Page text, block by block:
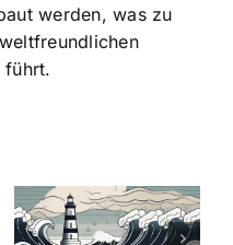
werden, was zu
führt.
Die Evolution
der